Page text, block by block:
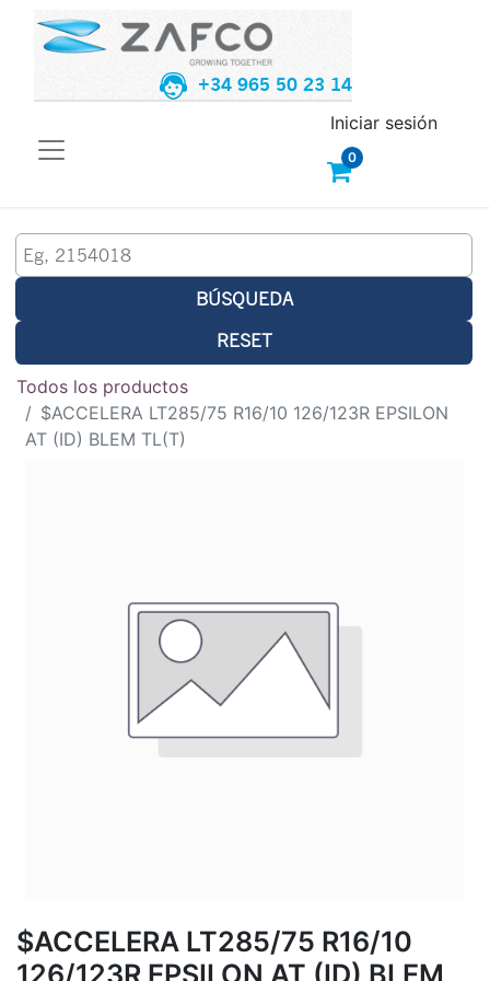
+34 965 50 23 14
0
Iniciar sesión
BÚSQUEDA
RESET
Todos los productos
$ACCELERA LT285/75 R16/10 126/123R EPSILON
AT (ID) BLEM TL(T)
$ACCELERA LT285/75 R16/10
126/123R EPSILON AT (ID) BLEM